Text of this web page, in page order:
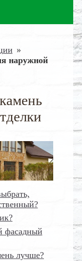
»
наружной
фасадный
лучше?